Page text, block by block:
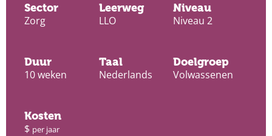
Sector
Zorg
Leerweg
LLO
Niveau
Niveau 2
Duur
10 weken
Taal
Nederlands
Doelgroep
Volwassenen
Kosten
$ per jaar